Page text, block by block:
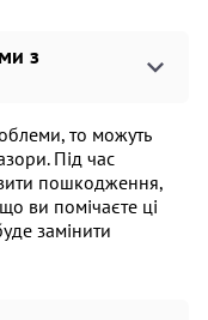
з
то можуть
Під час
пошкодження,
ви помічаєте ці
замінити